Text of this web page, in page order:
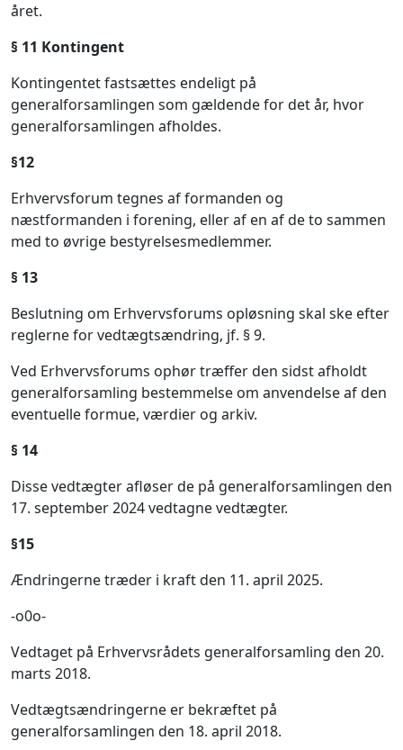
året.
§ 11 Kontingent
Kontingentet fastsættes endeligt på
generalforsamlingen som gældende for det år, hvor
generalforsamlingen afholdes.
§12
Erhvervsforum tegnes af formanden og
næstformanden i forening, eller af en af de to sammen
med to øvrige bestyrelsesmedlemmer.
§ 13
Beslutning om Erhvervsforums opløsning skal ske efter
reglerne for vedtægtsændring, jf. § 9.
Ved Erhvervsforums ophør træffer den sidst afholdt
generalforsamling bestemmelse om anvendelse af den
eventuelle formue, værdier og arkiv.
§ 14
Disse vedtægter afløser de på generalforsamlingen den
17. september 2024 vedtagne vedtægter.
§15
Ændringerne træder i kraft den 11. april 2025.
-o0o-
Vedtaget på Erhvervsrådets generalforsamling den 20.
marts 2018.
Vedtægtsændringerne er bekræftet på
generalforsamlingen den 18. april 2018.